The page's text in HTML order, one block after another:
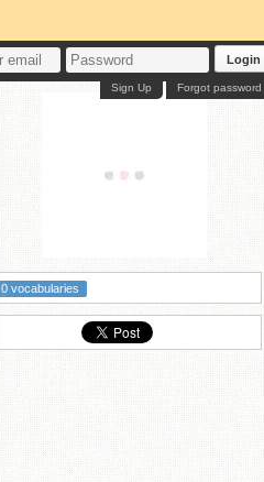
Login
Forgot password
Sign Up
0 vocabularies